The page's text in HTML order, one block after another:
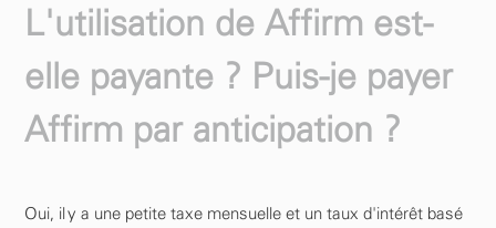
L'utilisation de Affirm est-
elle payante ? Puis-je payer
Affirm par anticipation ?
Oui, il y a une petite taxe mensuelle et un taux d'intérêt basé